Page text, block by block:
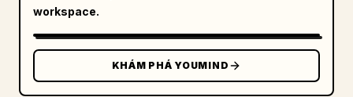
workspace.
KHÁM PHÁ YOUMIND